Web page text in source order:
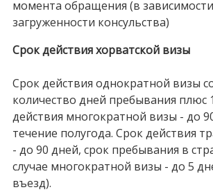
момента обращения (в
загруженности консульства)
Срок действия хорватской визы
Срок действия однократной визы
количество дней пребывания плюс
действия многократной визы - до
течение полугода. Срок действия
- до 90 дней, срок пребывания в
случае многократной визы - до 5
въезд).